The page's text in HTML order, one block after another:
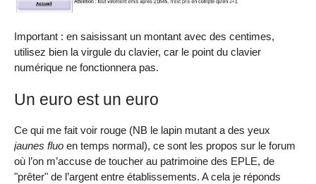
Important : en saisissant un montant avec des centimes,
utilisez bien la virgule du clavier, car le point du clavier
numérique ne fonctionnera pas.
Un euro est un euro
Ce qui me fait voir rouge (NB le lapin mutant a des yeux
jaunes fluo en temps normal), ce sont les propos sur le forum
où l’on m’accuse de toucher au patrimoine des EPLE, de
"prêter" de l’argent entre établissements. A cela je réponds